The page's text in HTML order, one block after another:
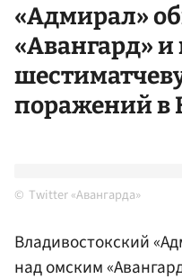
«Адмирал»
«Авангард» и
поражений в
Twitter «Авангарда»
Владивостокский
над омским